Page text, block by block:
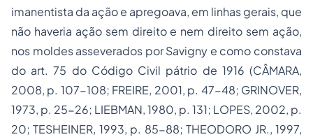
imanentista da ação e apregoava, em linhas gerais, que
não haveria ação sem direito e nem direito sem ação,
nos moldes asseverados por Savigny e como constava
do art. 75 do Código Civil pátrio de 1916 (CÂMARA,
2008, p. 107-108; FREIRE, 2001, p. 47-48; GRINOVER,
1973, p. 25-26; LIEBMAN, 1980, p. 131; LOPES, 2002, p.
20; TESHEINER, 1993, p. 85-88; THEODORO JR., 1997,